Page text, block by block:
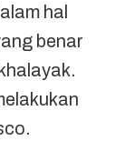
hal
benar